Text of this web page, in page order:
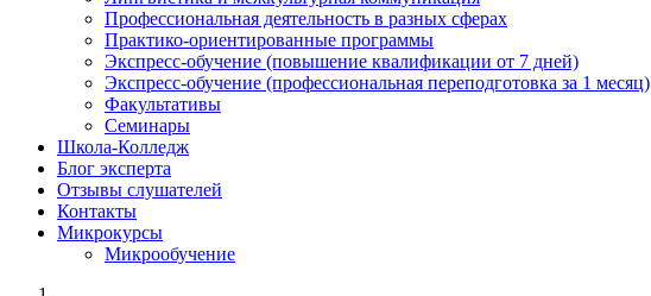
Профессиональная деятельность в разных сферах
Практико-ориентированные программы
Экспресс-обучение (повышение квалификации от 7 дней)
Экспресс-обучение (профессиональная переподготовка за 1 месяц)
Факультативы
Семинары
Школа-Колледж
Блог эксперта
Отзывы слушателей
Контакты
Микрокурсы
Микрообучение